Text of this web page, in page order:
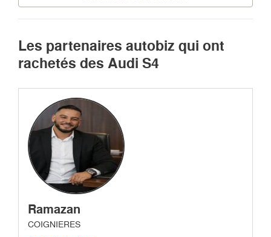
Les partenaires autobiz qui ont
rachetés des Audi S4
Ramazan
COIGNIERES